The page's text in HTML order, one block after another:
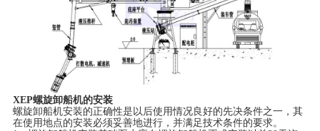
XEP螺旋卸船机的安装
螺旋卸船机安装的正确性是以后使用情况良好的先决条件之一，其
在使用地点的安装必须妥善地进行，并满足技术条件的要求。